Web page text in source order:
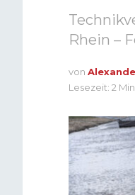
Rhein –
von
Lesezeit: 2